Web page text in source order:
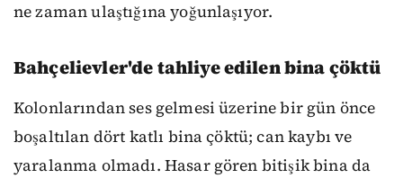
ne zaman ulaştığına yoğunlaşıyor.
Bahçelievler'de tahliye edilen bina çöktü
Kolonlarından ses gelmesi üzerine bir gün önce
boşaltılan dört katlı bina çöktü; can kaybı ve
yaralanma olmadı. Hasar gören bitişik bina da